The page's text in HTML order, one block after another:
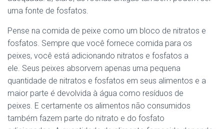
uma fonte de fosfatos.
Pense na comida de peixe como um bloco de nitratos e
fosfatos. Sempre que você fornece comida para os
peixes, você está adicionando nitratos e fosfatos a
ele. Seus peixes absorvem apenas uma pequena
quantidade de nitratos e fosfatos em seus alimentos e a
maior parte é devolvida à água como resíduos de
peixes. E certamente os alimentos não consumidos
também fazem parte do nitrato e do fosfato